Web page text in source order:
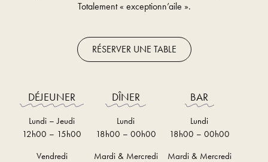
Totalement « exceptionn’aile ».
RÉSERVER UNE TABLE
DÉJEUNER
Lundi – Jeudi
12h00 – 15h00
Vendredi
DÎNER
Lundi
18h00 – 00h00
Mardi & Mercredi
BAR
Lundi
18h00 – 00h00
Mardi & Mercredi